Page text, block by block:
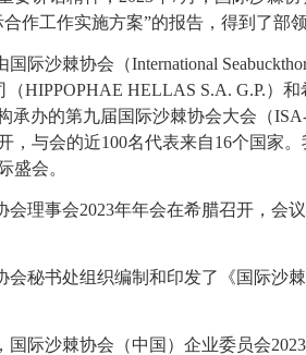
合作工作实施方案”的报告，得到了部
国际沙棘协会（International
（HIPPOPHAE HELLAS S.A. G.P.）和
承办的第九届国际沙棘协会大会（
，与会的近100名代表来自16个国家。
盛会。
会理事会2023年年会在希腊召开，会
会秘书处组织编制和印发了《国际沙
国际沙棘协会（中国）企业委员会